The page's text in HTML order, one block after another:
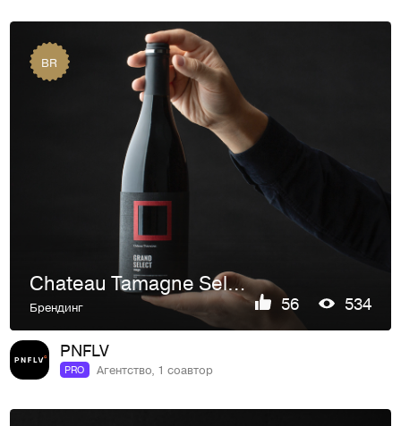
BR
Сhateau Tamagne Select
Брендинг 56 534
PNFLV
PRO Агентство, 1 соавтор